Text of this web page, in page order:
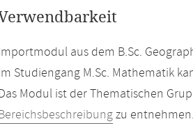
aus dem B.Sc.
Studiengang M.Sc. Mathematik
Modul ist der Thematischen
zu entnehmen.